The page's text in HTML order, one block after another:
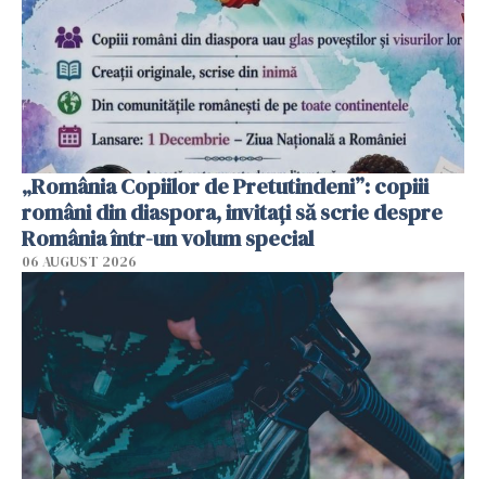
„România Copiilor de Pretutindeni”: copiii
români din diaspora, invitați să scrie despre
România într-un volum special
06 AUGUST 2026